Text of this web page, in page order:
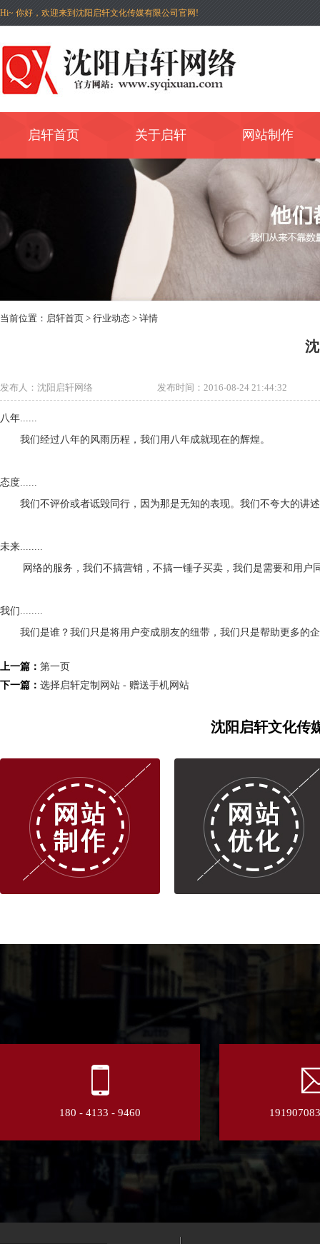
Hi~ 你好，欢迎来到沈阳启轩文化传媒有限公司官网!
启轩首页 关于启轩 网站制作
当前位置： 启轩首页 > 行业动态 > 详情
发布人：沈阳启轩网络 发布时间：2016-08-24 21:44:32
八年......
我们经过八年的风雨历程，我们用八年成就现在的辉煌。
态度......
我们不评价或者诋毁同行，因为那是无知的表现。我们不夸大的讲
未来........
网络的服务，我们不搞营销，不搞一锤子买卖，我们是需要和用户
我们........
我们是谁？我们只是将用户变成朋友的纽带，我们只是帮助更多的
上一篇： 第一页
下一篇： 选择启轩定制网站 - 赠送手机网站
沈阳启轩文化传
180 - 4133 - 9460